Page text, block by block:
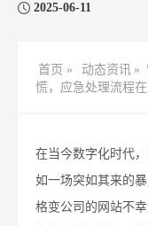
2025-06-11
首页 » 动态资讯 »
慌，应急处理流程在
在当今数字化时代
如一场突如其来的
格变公司的网站不